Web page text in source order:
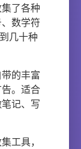
了各种
数学符
几十种
的丰富
。适合
记、写
工具，